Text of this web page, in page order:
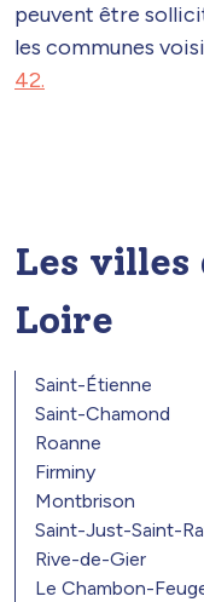
peuvent être
les communes
42.
Les
Loire
Saint-Étienne
Saint-Chamond
Roanne
Firminy
Montbrison
Saint-Just-Saint-
Rive-de-Gier
Le Chambon-